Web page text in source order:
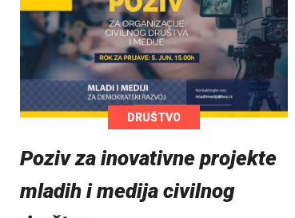
DRUŠTVO
Poziv za inovativne projekte
mladih i medija civilnog